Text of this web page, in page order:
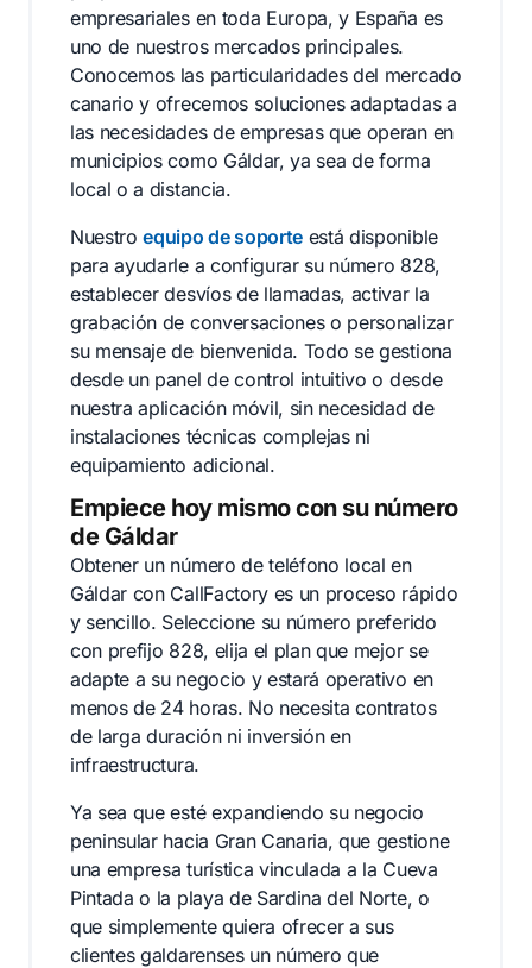
empresariales en toda Europa, y España es
uno de nuestros mercados principales.
Conocemos las particularidades del mercado
canario y ofrecemos soluciones adaptadas a
las necesidades de empresas que operan en
municipios como Gáldar, ya sea de forma
local o a distancia.
Nuestroequipo de soporte está disponible
para ayudarle a configurar su número 828,
establecer desvíos de llamadas, activar la
grabación de conversaciones o personalizar
su mensaje de bienvenida. Todo se gestiona
desde un panel de control intuitivo o desde
nuestra aplicación móvil, sin necesidad de
instalaciones técnicas complejas ni
equipamiento adicional.
Empiece hoy mismo con su número
de Gáldar
Obtener un número de teléfono local en
Gáldar con CallFactory es un proceso rápido
y sencillo. Seleccione su número preferido
con prefijo 828, elija el plan que mejor se
adapte a su negocio y estará operativo en
menos de 24 horas. No necesita contratos
de larga duración ni inversión en
infraestructura.
Ya sea que esté expandiendo su negocio
peninsular hacia Gran Canaria, que gestione
una empresa turística vinculada a la Cueva
Pintada o la playa de Sardina del Norte, o
que simplemente quiera ofrecer a sus
clientes galdarenses un número que